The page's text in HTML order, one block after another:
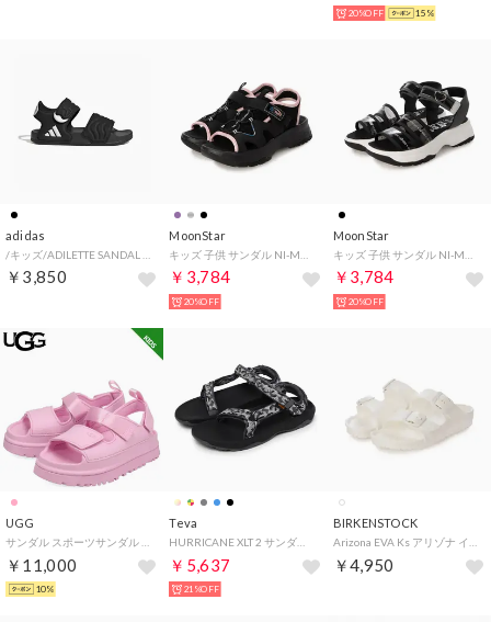
20%OFF 15%
adidas
￥3,850
MoonStar
￥3,784
20%OFF
MoonStar
￥3,784
20%OFF
UGG
￥11,000
10%
Teva
￥5,637
21%OFF
BIRKENSTOCK
￥4,950